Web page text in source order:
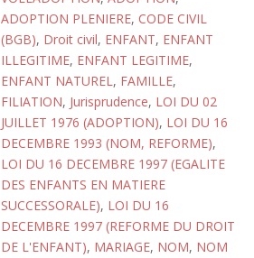
ADOPTION PLENIERE, CODE CIVIL
(BGB), Droit civil, ENFANT, ENFANT
ILLEGITIME, ENFANT LEGITIME,
ENFANT NATUREL, FAMILLE,
FILIATION, Jurisprudence, LOI DU 02
JUILLET 1976 (ADOPTION), LOI DU 16
DECEMBRE 1993 (NOM, REFORME),
LOI DU 16 DECEMBRE 1997 (EGALITE
DES ENFANTS EN MATIERE
SUCCESSORALE), LOI DU 16
DECEMBRE 1997 (REFORME DU DROIT
DE L'ENFANT), MARIAGE, NOM, NOM